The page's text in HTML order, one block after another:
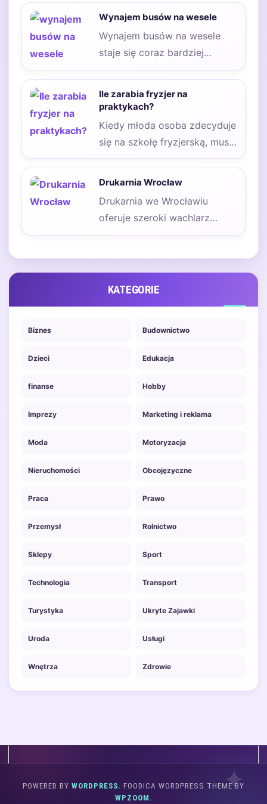
wykonany działa…
Wynajem busów na wesele
Wynajem busów na wesele
staje się coraz bardziej
popularnym rozwiązaniem
przyjęcie…
Ile zarabia fryzjer na
praktykach?
Kiedy młoda osoba zdecyduje
się na szkołę fryzjerską, musi
liczyć się z tym, że
konieczne…
Drukarnia Wrocław
Drukarnia we Wrocławiu
oferuje szeroki wachlarz
usług, które zaspokajają
KATEGORIE
Biznes Budownictwo
Dzieci Edukacja
finanse Hobby
Imprezy Marketing i reklama
Moda Motoryzacja
Nieruchomości Obcojęzyczne
Praca Prawo
Przemysł Rolnictwo
Sklepy Sport
Technologia Transport
Turystyka Ukryte Zajawki
Uroda Usługi
Wnętrza Zdrowie
POWERED BY WORDPRESS. FOODICA WORDPRESS THEME BY
WPZOOM.